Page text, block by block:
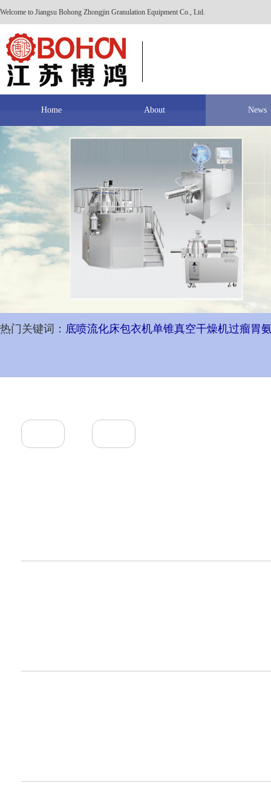
Welcome to Jiangsu Bohong Zhongjin Granulation Equipment Co., Ltd.
Home About News
热门关键词： 底喷流化床包衣机单锥真空干燥机过瘤胃